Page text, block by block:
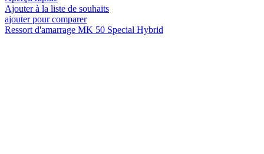
Ajouter à la liste de souhaits
ajouter pour comparer
Ressort d'amarrage MK 50 Special Hybrid